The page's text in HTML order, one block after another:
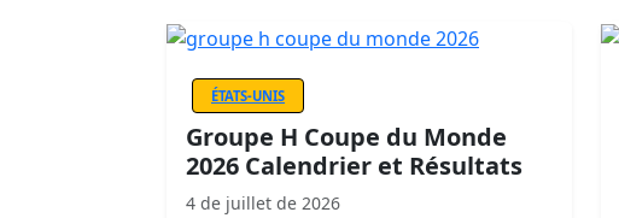
ÉTATS-UNIS
Groupe H Coupe du Monde
2026 Calendrier et Résultats
4 de juillet de 2026